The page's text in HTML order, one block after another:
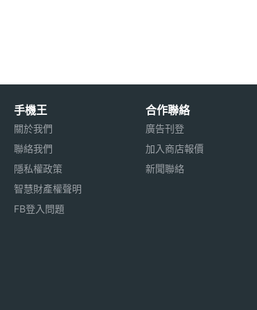
手機王
關於我們
聯絡我們
隱私權政策
智慧財產權聲明
FB登入問題
合作聯絡
廣告刊登
加入商店報價
新聞聯絡